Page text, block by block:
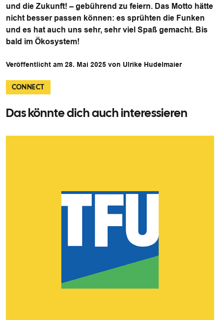
und die Zukunft! – gebührend zu feiern. Das Motto hätte
nicht besser passen können: es sprühten die Funken
und es hat auch uns sehr, sehr viel Spaß gemacht. Bis
bald im Ökosystem!
Veröffentlicht am 28. Mai 2025 von Ulrike Hudelmaier
CONNECT
Das könnte dich auch interessieren